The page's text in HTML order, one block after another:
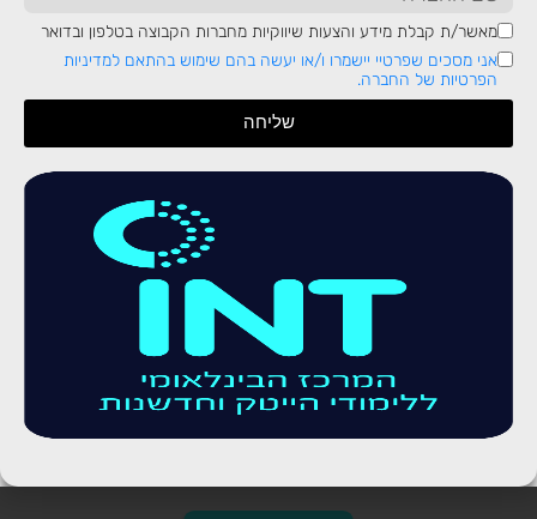
ולצמוח, אפילו בעולם שיישלט על ידי בינה מלאכותית.
לקביעת שיחת ייעוץ חינם
אני מסכים שפרטיי יישמרו ו/או יעשה בהם שימוש
בהתאם למדיניות הפרטיות של החברה.
אני מסכים שפרטיי יישמרו ו/או יעשה בהם שימוש
מאשר/ת קבלת מידע והצעות שיווקיות מחברות הקבוצה בטלפון ובדואר
אני מסכים שפרטיי יישמרו ו/או יעשה בהם שימוש בהתאם למדיניות
הפרטיות של החברה.
שליחה